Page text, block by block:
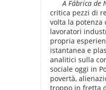
A Fábrica de
critica pezzi di
volta la potenza
lavoratori
propria
istantanea e
analitici sulla
sociale oggi in
povertà,
troppo in fretta